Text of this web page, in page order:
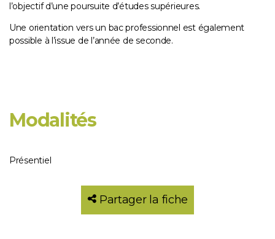
l’objectif d’une poursuite d’études supérieures.
Une orientation vers un bac professionnel est également
possible à l’issue de l’année de seconde.
Modalités
Présentiel
Partager la fiche